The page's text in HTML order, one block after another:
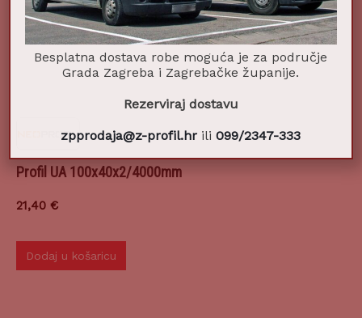
Profil UA 100x40x2/4000mm
21,40 €
Dodaj u košaricu
Besplatna dostava robe moguća je za područje
Grada Zagreba i Zagrebačke županije.
Rezerviraj dostavu
zpprodaja@z-profil.hr ili099/2347-333